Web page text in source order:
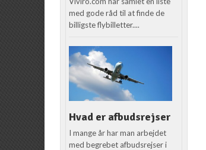
med gode råd til at finde de
billigste flybilletter....
Hvad er afbudsrejser
I mange år har man arbejdet
med begrebet afbudsrejser i